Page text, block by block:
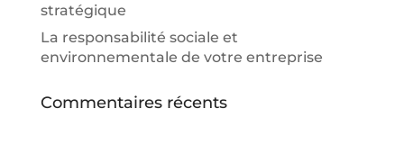
stratégique
La responsabilité sociale et
environnementale de votre entreprise
Commentaires récents